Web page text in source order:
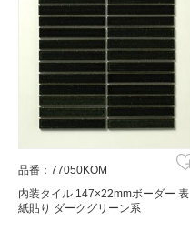
品番：77050KOM
内装タイル 147×22mmボーダー 表
紙貼り ダークグリーン系